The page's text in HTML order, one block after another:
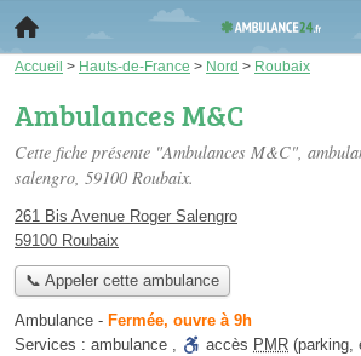
Accueil > Hauts-de-France > Nord > Roubaix
Ambulances M&C
Cette fiche présente "Ambulances M&C",
salengro, 59100 Roubaix.
261 Bis Avenue Roger Salengro
59100 Roubaix
📞 Appeler cette ambulance
Ambulance - Fermée, ouvre à 9h
Services : ambulance , accès PMR (parking,